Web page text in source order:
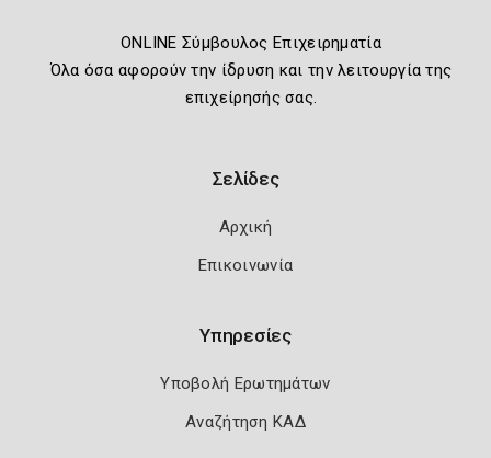
ONLINE Σύμβουλος Επιχειρηματία
Όλα όσα αφορούν την ίδρυση και την λειτουργία της
επιχείρησής σας.
Σελίδες
Αρχική
Επικοινωνία
Υπηρεσίες
Υποβολή Ερωτημάτων
Αναζήτηση ΚΑΔ